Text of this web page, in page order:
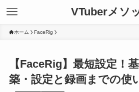
VTuberメソ
ホーム FaceRig
【FaceRig】最短設定！
築・設定と録画までの使